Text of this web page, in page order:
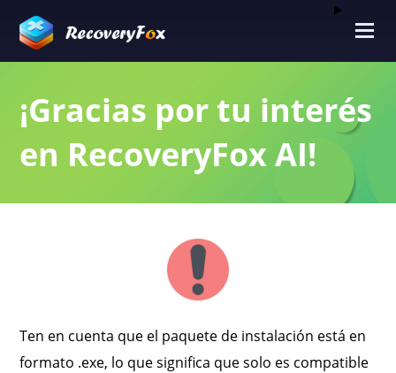
¡Gracias por tu interés
en RecoveryFox AI!
Ten en cuenta que el paquete de instalación está en
formato .exe, lo que significa que solo es compatible